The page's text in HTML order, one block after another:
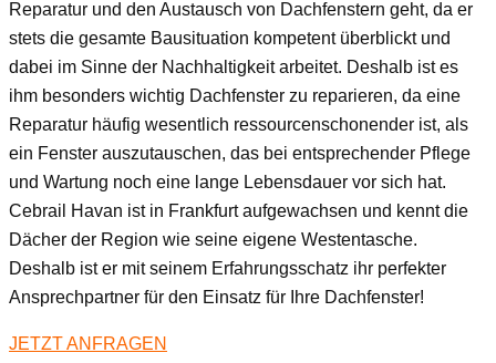
Reparatur und den Austausch von Dachfenstern geht, da er
stets die gesamte Bausituation kompetent überblickt und
dabei im Sinne der Nachhaltigkeit arbeitet. Deshalb ist es
ihm besonders wichtig Dachfenster zu reparieren, da eine
Reparatur häufig wesentlich ressourcenschonender ist, als
ein Fenster auszutauschen, das bei entsprechender Pflege
und Wartung noch eine lange Lebensdauer vor sich hat.
Cebrail Havan ist in Frankfurt aufgewachsen und kennt die
Dächer der Region wie seine eigene Westentasche.
Deshalb ist er mit seinem Erfahrungsschatz ihr perfekter
Ansprechpartner für den Einsatz für Ihre Dachfenster!
JETZT ANFRAGEN